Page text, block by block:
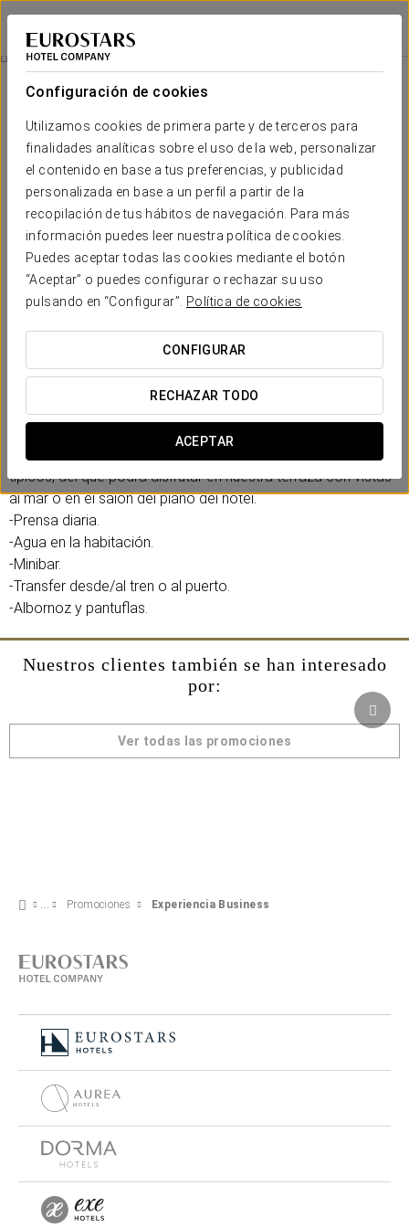
Configuración de cookies
Utilizamos cookies de primera parte y de terceros para
finalidades analíticas sobre el uso de la web, personalizar
el contenido en base a tus preferencias, y publicidad
personalizada en base a un perfil a partir de la
recopilación de tus hábitos de navegación. Para más
información puedes leer nuestra política de cookies.
Puedes aceptar todas las cookies mediante el botón
“Aceptar” o puedes configurar o rechazar su uso
pulsando en “Configurar”.
Política de cookies
CONFIGURAR
RECHAZAR TODO
ACEPTAR
Eurostars Hotel Excelsior
NÁPOLES
Experiencia Business
260€
Experiencia business
Exclusiva experiencia business en el Eurostars Excelsior,
donde cada detalle está diseñado para su productividad y
-Un servicio de café expresso con pastelitos napolitanos
típicos, del que podrá disfrutar en nuestra terraza con vistas
al mar o en el salón del piano del hotel.
-Prensa diaria.
-Agua en la habitación.
-Minibar.
-Transfer desde/al tren o al puerto.
-Albornoz y pantuflas.
Nuestros clientes también se han interesado
por:
Ver todas las promociones
Promociones Experiencia Business